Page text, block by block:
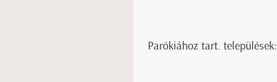
Parókiához tart. települések: